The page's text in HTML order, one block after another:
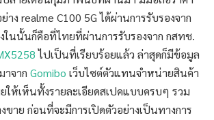
ง realme C100 5G ได้ผ่านการรับรองจาก
นนั้นก็คือที่ไทยที่ผ่านการรับรองจาก กสทช.
ไปเป็นที่เรียบร้อยแล้ว ล่าสุดก็มีข้อมูล
าจาก Gomibo เว็บไซต์ตัวแทนจำหน่ายสินค้า
ให้เห็นทั้งรายละเอียดสเปคแบบครบๆ รวม
ขาย ก่อนที่จะมีการเปิดตัวอย่างเป็นทางการ